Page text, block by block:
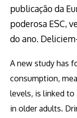
publicação da
poderosa ESC,
do ano.
A new study has
consumption,
levels, is linked to
in older adults.